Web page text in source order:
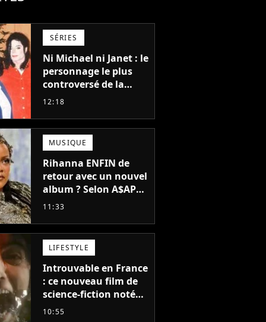
SÉRIES
Ni Michael ni Janet : le
personnage le plus
controversé de la
famille Jackson va
propre série
12:18
MUSIQUE
Rihanna ENFIN de
retour avec un nouvel
album ? Selon A$AP
Rocky, "c'est du
11:33
LIFESTYLE
Introuvable en France
: ce nouveau film de
science-fiction noté
55% est décrit comme
10:55